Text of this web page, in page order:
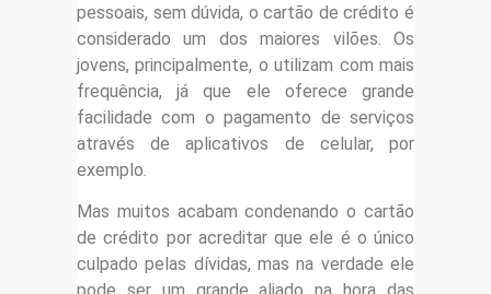
pessoais, sem dúvida, o cartão de crédito é
considerado um dos maiores vilões. Os
jovens, principalmente, o utilizam com mais
frequência, já que ele oferece grande
facilidade com o pagamento de serviços
através de aplicativos de celular, por
exemplo.
Mas muitos acabam condenando o cartão
de crédito por acreditar que ele é o único
culpado pelas dívidas, mas na verdade ele